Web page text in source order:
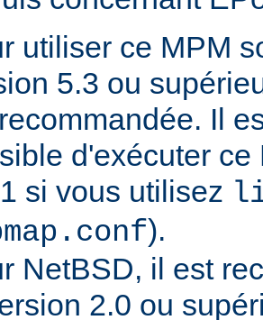
utiliser ce MPM
5.3 ou
Il
d'exécuter
si vous utilisez
).
NetBSD, il est
2.0 ou